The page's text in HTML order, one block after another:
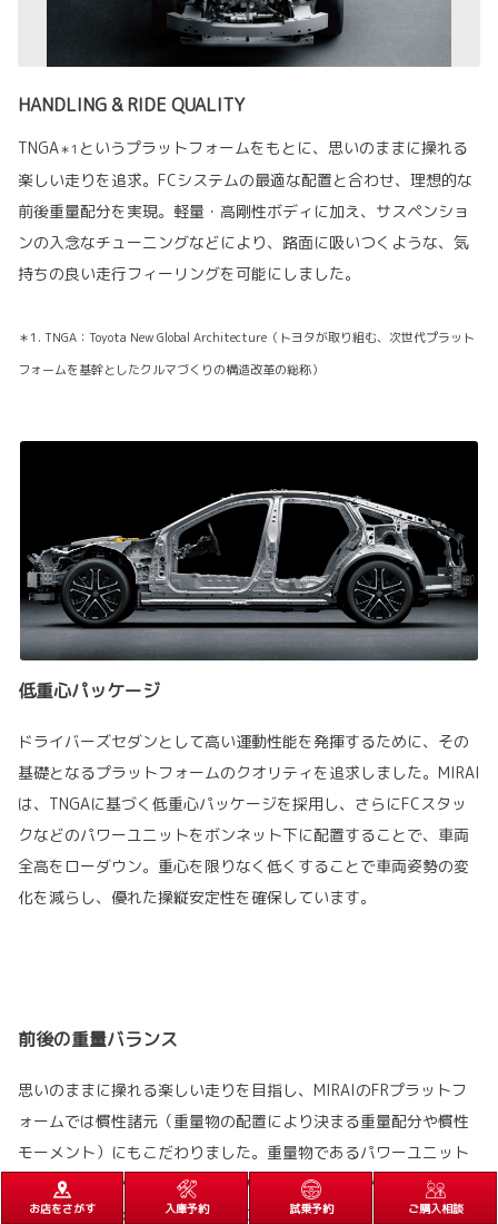
HANDLING & RIDE QUALITY
TNGA＊1 というプラットフォームをもとに、思いのままに操れる
楽しい走りを追求。FCシステムの最適な配置と合わせ、理想的な
前後重量配分を実現。軽量・高剛性ボディに加え、サスペンショ
ンの入念なチューニングなどにより、路面に吸いつくような、気
持ちの良い走行フィーリングを可能にしました。
＊1. TNGA：Toyota New Global Architecture（トヨタが取り組む、次世代プラット
フォームを基幹としたクルマづくりの構造改革の総称）
低重心パッケージ
ドライバーズセダンとして高い運動性能を発揮するために、その
基礎となるプラットフォームのクオリティを追求しました。MIRAI
は、TNGAに基づく低重心パッケージを採用し、さらにFCスタッ
クなどのパワーユニットをボンネット下に配置することで、車両
全高をローダウン。重心を限りなく低くすることで車両姿勢の変
化を減らし、優れた操縦安定性を確保しています。
前後の重量バランス
思いのままに操れる楽しい走りを目指し、MIRAIのFRプラットフ
ォームでは慣性諸元（重量物の配置により決まる重量配分や慣性
モーメント）にもこだわりました。重量物であるパワーユニット
や高圧水素タンクの最適レイアウトに加え、フロントオーバーハ
ングを切り詰め重心位置を中央に設定することで、前後重量配分
お店をさがす 入庫予約 試乗予約 ご購入相談